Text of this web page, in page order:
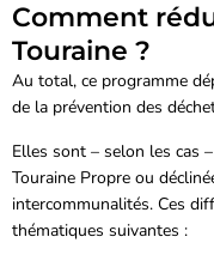
Comment
Touraine ?
Au total, ce programme
de la prévention des
Elles sont – selon les cas
Touraine Propre ou
intercommunalités. Ces
thématiques suivantes :